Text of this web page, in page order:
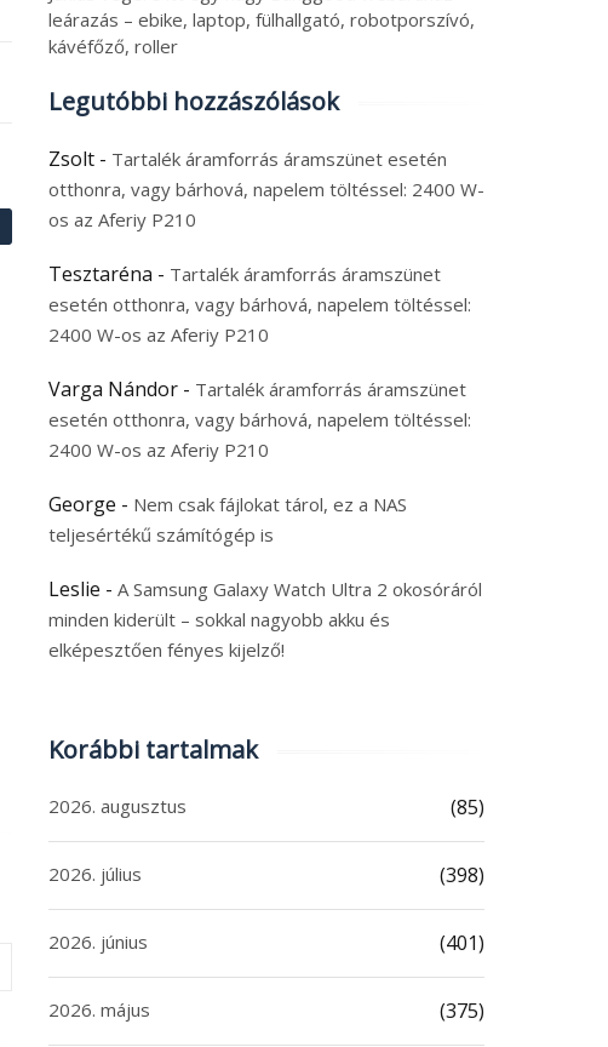
Szokatlanul olcsó, 28 000
Ft-os tablet 120 Hz-es
2026. augusztus 6.
6 augusztus 2026
|
Olcsó, de jól felszerelt:
teljes szettje
2026. augusztus 6.
leárazás – ebike, laptop, fülhallgató, robotporszívó,
kávéfőző, roller
Legutóbbi hozzászólások
Zsolt - Tartalék áramforrás áramszünet esetén
otthonra, vagy bárhová, napelem töltéssel: 2400 W-
os az Aferiy P210
Tesztaréna - Tartalék áramforrás áramszünet
esetén otthonra, vagy bárhová, napelem töltéssel:
2400 W-os az Aferiy P210
Varga Nándor - Tartalék áramforrás áramszünet
esetén otthonra, vagy bárhová, napelem töltéssel:
2400 W-os az Aferiy P210
George - Nem csak fájlokat tárol, ez a NAS
teljesértékű számítógép is
Leslie - A Samsung Galaxy Watch Ultra 2 okosóráról
minden kiderült – sokkal nagyobb akku és
elképesztően fényes kijelző!
Korábbi tartalmak
2026. augusztus (85)
2026. július (398)
2026. június (401)
2026. május (375)